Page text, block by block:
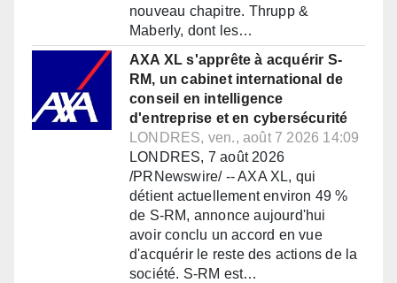
nouveau chapitre. Thrupp &
Maberly, dont les…
AXA XL s'apprête à acquérir S-
RM, un cabinet international de
conseil en intelligence
d'entreprise et en cybersécurité
LONDRES, ven., août 7 2026 14:09
LONDRES, 7 août 2026
/PRNewswire/ -- AXA XL, qui
détient actuellement environ 49 %
de S-RM, annonce aujourd'hui
avoir conclu un accord en vue
d'acquérir le reste des actions de la
société. S-RM est…